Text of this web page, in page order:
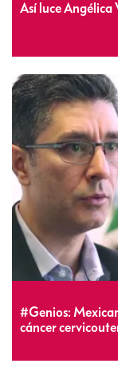
Así luce Angélica
#Genios:
cáncer